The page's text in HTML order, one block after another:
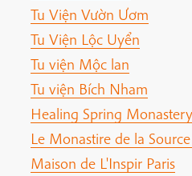
Tu Viện Vườn Ươm
Tu Viện Lộc Uyển
Tu viện Mộc lan
Tu viện Bích Nham
Healing Spring Monastery
Le Monastire de la
Maison de L'Inspir Paris